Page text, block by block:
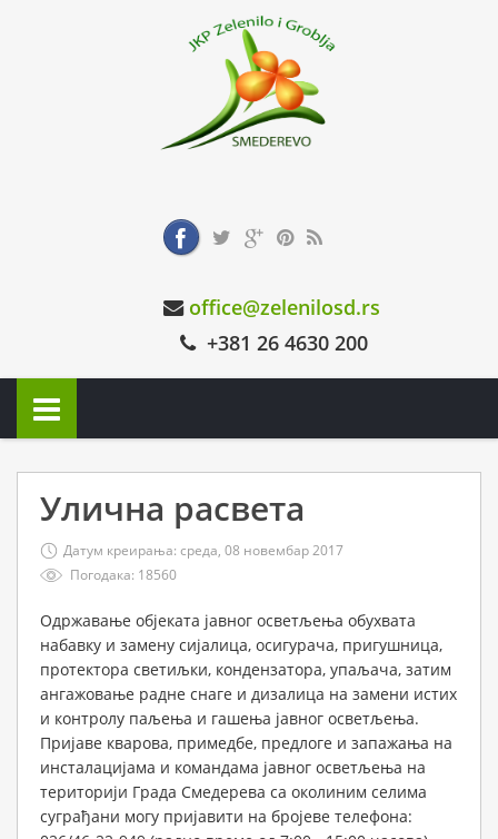
office@zelenilosd.rs
+381 26 4630 200
Улична расвета
Датум креирања: среда, 08 новембар 2017
Погодака: 18560
Одржавање објеката јавног осветљења обухвата
набавку и замену сијалица, осигурача, пригушница,
протектора светиљки, кондензатора, упаљача, затим
ангажовање радне снаге и дизалица на замени истих
и контролу паљења и гашења јавног осветљења.
Пријаве кварова, примедбе, предлоге и запажања на
инсталацијама и командама јавног осветљења на
територији Града Смедерева са околиним селима
суграђани могу пријавити на бројеве телефона: